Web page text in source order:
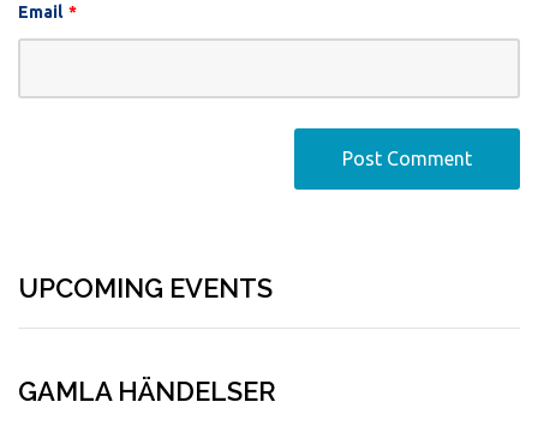
Email *
UPCOMING EVENTS
GAMLA HÄNDELSER